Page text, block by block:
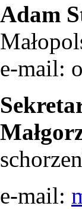
Adam
e-mail:
e-mail: